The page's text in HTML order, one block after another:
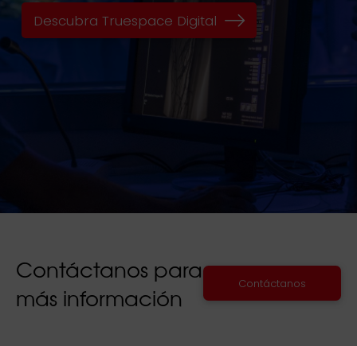
Descubra Truespace Digital
Contáctanos para
más información
Contáctanos